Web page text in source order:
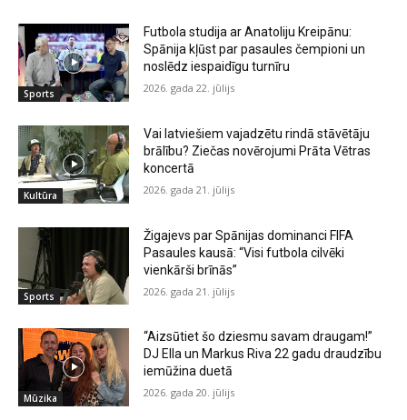
Sports
Futbola studija ar Anatoliju Kreipānu:
Spānija kļūst par pasaules čempioni un
noslēdz iespaidīgu turnīru
2026. gada 22. jūlijs
Kultūra
Vai latviešiem vajadzētu rindā stāvētāju
brālību? Ziečas novērojumi Prāta Vētras
koncertā
2026. gada 21. jūlijs
Sports
Žigajevs par Spānijas dominanci FIFA
Pasaules kausā: “Visi futbola cilvēki
vienkārši brīnās”
2026. gada 21. jūlijs
Mūzika
“Aizsūtiet šo dziesmu savam draugam!”
DJ Ella un Markus Riva 22 gadu draudzību
iemūžina duetā
2026. gada 20. jūlijs